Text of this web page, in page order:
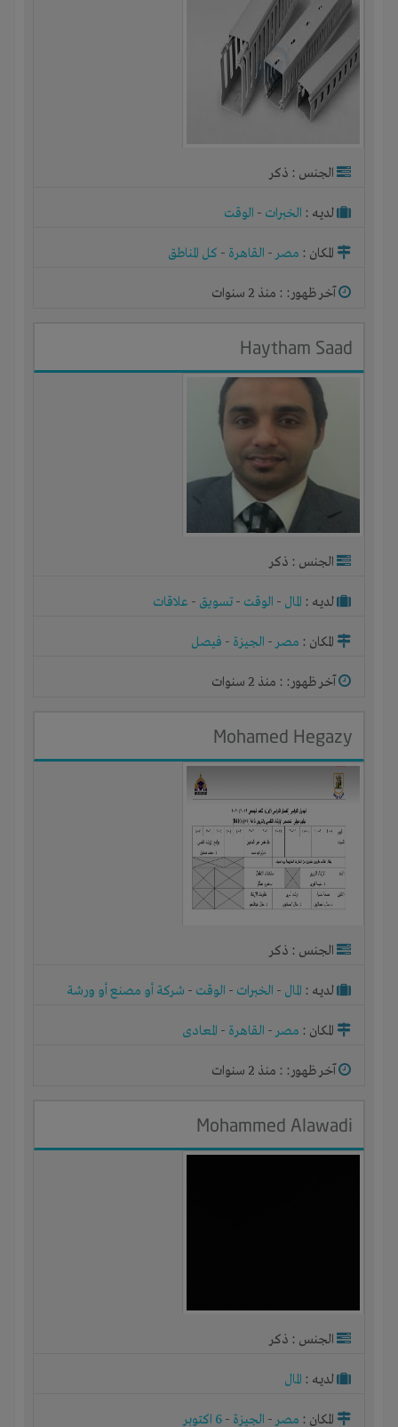
الجنس : ذكر
لديـه : الخبرات - الوقت
المكان : مصر- القاهرة - كل المناطق
آخر ظهور: : منذ 2 سنوات
Haytham Saad
الجنس : ذكر
لديـه : المال - الوقت - تسويق - علاقات
المكان : مصر- الجيزة - فيصل
آخر ظهور: : منذ 2 سنوات
Mohamed Hegazy
الجنس : ذكر
لديـه : المال - الخبرات - الوقت - شركة أو مصنع أو ورشة
المكان : مصر- القاهرة - المعادى
آخر ظهور: : منذ 2 سنوات
Mohammed Alawadi
الجنس : ذكر
لديـه : المال
المكان : مصر- الجيزة - 6 اكتوبر